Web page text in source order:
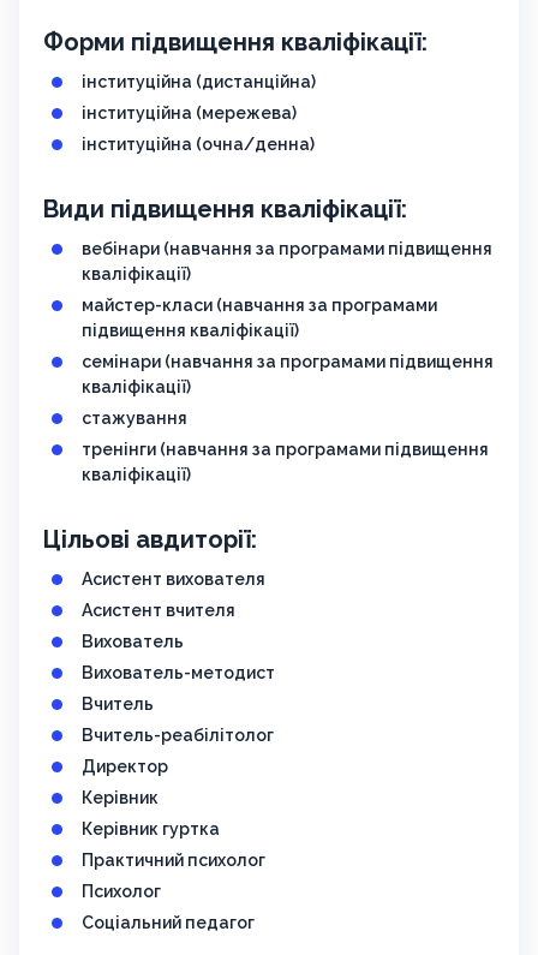
Форми підвищення кваліфікації:
інституційна (дистанційна)
інституційна (мережева)
інституційна (очна/денна)
Види підвищення кваліфікації:
вебінари (навчання за програмами підвищення
кваліфікації)
майстер-класи (навчання за програмами
підвищення кваліфікації)
семінари (навчання за програмами підвищення
кваліфікації)
стажування
тренінги (навчання за програмами підвищення
кваліфікації)
Цільові авдиторії:
Асистент вихователя
Асистент вчителя
Вихователь
Вихователь-методист
Вчитель
Вчитель-реабілітолог
Директор
Керівник
Керівник гуртка
Практичний психолог
Психолог
Соціальний педагог